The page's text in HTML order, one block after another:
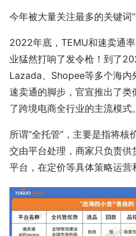
今年被大量关注最多的关键词“
2022年底，TEMU和速卖通
业猛然打响了发令枪！到了
Lazada、Shopee等多个海内
速卖通的脚步，官宣推出了
了跨境电商全行业的主流模式。
所谓“全托管”，主要是指将
交由平台处理，商家只负责
平台，在定价等具体策略运营